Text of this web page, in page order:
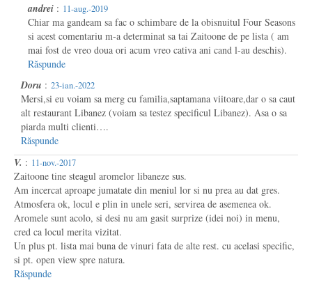
andrei : 11-aug.-2019
Chiar ma gandeam sa fac o schimbare de la obisnuitul Four Seasons
si acest comentariu m-a determinat sa tai Zaitoone de pe lista ( am
mai fost de vreo doua ori acum vreo cativa ani cand l-au deschis).
Răspunde
Doru : 23-ian.-2022
Mersi,si eu voiam sa merg cu familia,saptamana viitoare,dar o sa caut
alt restaurant Libanez (voiam sa testez specificul Libanez). Asa o sa
piarda multi clienti….
Răspunde
V. : 11-nov.-2017
Zaitoone tine steagul aromelor libaneze sus.
Am incercat aproape jumatate din meniul lor si nu prea au dat gres.
Atmosfera ok, locul e plin in unele seri, servirea de asemenea ok.
Aromele sunt acolo, si desi nu am gasit surprize (idei noi) in menu,
cred ca locul merita vizitat.
Un plus pt. lista mai buna de vinuri fata de alte rest. cu acelasi specific,
si pt. open view spre natura.
Răspunde